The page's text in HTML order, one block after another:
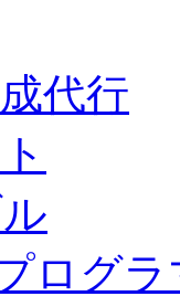
代行
ログラ